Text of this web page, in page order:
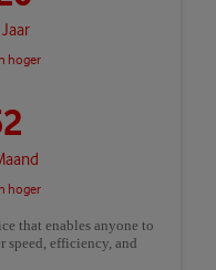
hoger
hoger
that enables anyone to
speed, efficiency, and